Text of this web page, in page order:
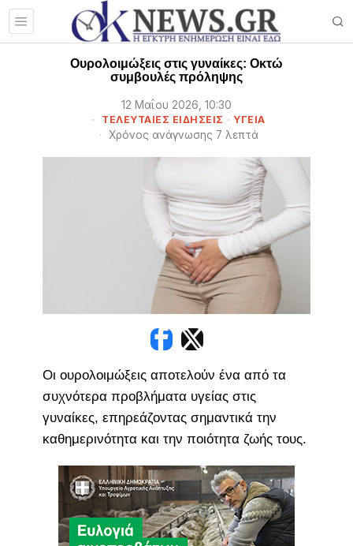
Ουρολοιμώξεις στις γυναίκες: Οκτώ
συμβουλές πρόληψης
12 Μαΐου 2026, 10:30
ΤΕΛΕΥΤΑΙΕΣ ΕΙΔΗΣΕΙΣ · ΥΓΕΙΑ
Χρόνος ανάγνωσης 7 λεπτά
Οι ουρολοιμώξεις αποτελούν ένα από τα
συχνότερα προβλήματα υγείας στις
γυναίκες, επηρεάζοντας σημαντικά την
καθημερινότητα και την ποιότητα ζωής τους.